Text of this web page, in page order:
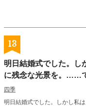
13
明日結婚式でした。
に残念な光景を。……
四季
明日結婚式でした。しかし私